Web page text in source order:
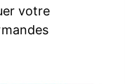
votre